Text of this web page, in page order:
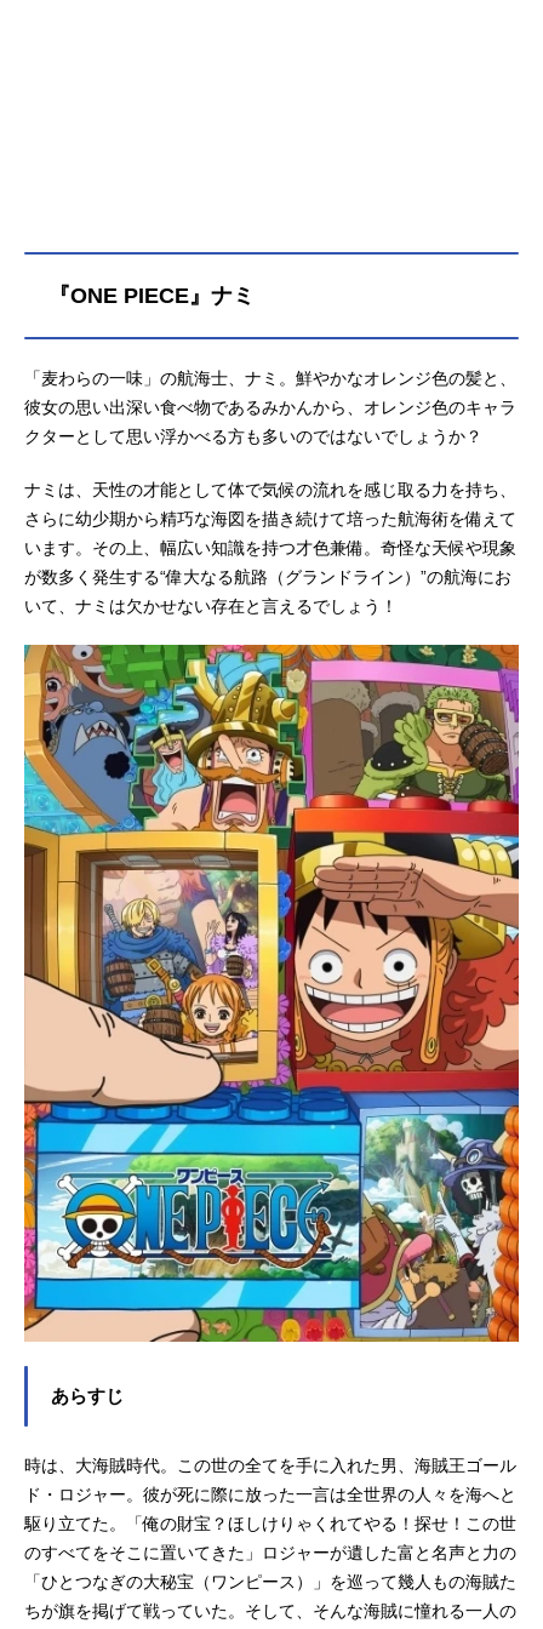
ユーハバッハ：菅生隆之
バンビエッタ・バスターバイン： 竹達彩奈
バズビー： 小野友樹
キャンディス・キャットニップ： 内山夕実
グレミィ・トゥミュー：
花江夏樹
リジェ・バロ：
日野聡
行木竜之介：
山下大輝
斑目志乃：
瀬戸麻沙美
エス・ノト：
松岡禎丞
山寺宏一
BG9：田中秀幸
ロバート・アキュトロン：土師孝也
ドリスコール・ベルチ：金光宣明
マスク・ド・マスキュリン：間宮康弘
ナナナ・ナジャークープ：前野智昭
可城丸秀朝：
羽多野渉
ベレニケ・ガブリエリ：KENN
ジェローム・ギズバット：藤原貴弘
アズギアロ・イーバーン：駒田航
リューダース・フリーゲン：濱野大輝
『ONE PIECE』ナミ
「麦わらの一味」の航海士、ナミ。鮮やかなオレンジ色の髪と、
彼女の思い出深い食べ物であるみかんから、オレンジ色のキャラ
クターとして思い浮かべる方も多いのではないでしょうか？
ナミは、天性の才能として体で気候の流れを感じ取る力を持ち、
さらに幼少期から精巧な海図を描き続けて培った航海術を備えて
います。その上、幅広い知識を持つ才色兼備。奇怪な天候や現象
が数多く発生する“偉大なる航路（グランドライン）”の航海にお
いて、ナミは欠かせない存在と言えるでしょう！
あらすじ
時は、大海賊時代。この世の全てを手に入れた男、海賊王ゴール
ド・ロジャー。彼が死に際に放った一言は全世界の人々を海へと
駆り立てた。「俺の財宝？ほしけりゃくれてやる！探せ！この世
のすべてをそこに置いてきた」ロジャーが遺した富と名声と力の
「ひとつなぎの大秘宝（ワンピース）」を巡って幾人もの海賊た
ちが旗を掲げて戦っていた。そして、そんな海賊に憧れる一人の